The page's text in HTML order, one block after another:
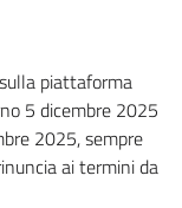
piattaforma
5 dicembre 2025
2025, sempre
ai termini da